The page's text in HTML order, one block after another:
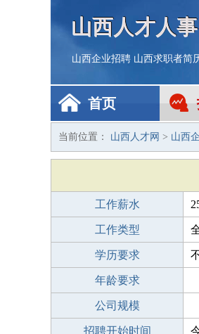
山西人才人
山西企业招聘 山西求职者简
首页
当前位置： 山西人才网 > 山西
工作薪水
工作类型
学历要求
年龄要求
公司规模
招聘开始时间